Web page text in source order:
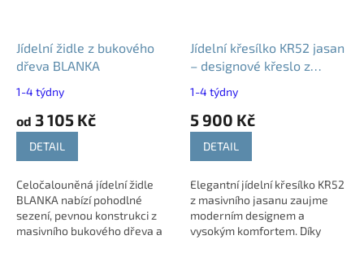
Jídelní židle z bukového
dřeva BLANKA
1-4 týdny
od 3 105 Kč
DETAIL
Celočalouněná jídelní židle
BLANKA nabízí pohodlné
sezení, pevnou konstrukci z
masivního bukového dřeva a
Jídelní křesílko KR52 jasan
– designové křeslo z
1-4 týdny
5 900 Kč
DETAIL
Elegantní jídelní křesílko KR52
z masivního jasanu zaujme
moderním designem a
vysokým komfortem. Díky